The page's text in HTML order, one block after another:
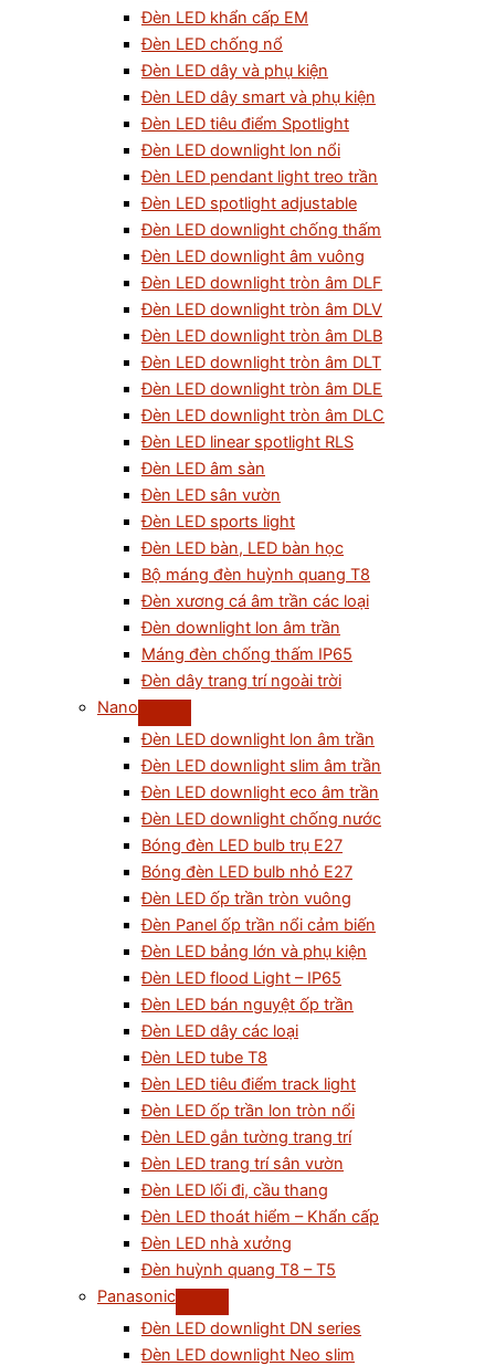
Đèn LED khẩn cấp EM
Đèn LED chống nổ
Đèn LED dây và phụ kiện
Đèn LED dây smart và phụ kiện
Đèn LED tiêu điểm Spotlight
Đèn LED downlight lon nổi
Đèn LED pendant light treo trần
Đèn LED spotlight adjustable
Đèn LED downlight chống thấm
Đèn LED downlight âm vuông
Đèn LED downlight tròn âm DLF
Đèn LED downlight tròn âm DLV
Đèn LED downlight tròn âm DLB
Đèn LED downlight tròn âm DLT
Đèn LED downlight tròn âm DLE
Đèn LED downlight tròn âm DLC
Đèn LED linear spotlight RLS
Đèn LED âm sàn
Đèn LED sân vườn
Đèn LED sports light
Đèn LED bàn, LED bàn học
Bộ máng đèn huỳnh quang T8
Đèn xương cá âm trần các loại
Đèn downlight lon âm trần
Máng đèn chống thấm IP65
Đèn dây trang trí ngoài trời
Nano
Đèn LED downlight lon âm trần
Đèn LED downlight slim âm trần
Đèn LED downlight eco âm trần
Đèn LED downlight chống nước
Bóng đèn LED bulb trụ E27
Bóng đèn LED bulb nhỏ E27
Đèn LED ốp trần tròn vuông
Đèn Panel ốp trần nổi cảm biến
Đèn LED bảng lớn và phụ kiện
Đèn LED flood Light – IP65
Đèn LED bán nguyệt ốp trần
Đèn LED dây các loại
Đèn LED tube T8
Đèn LED tiêu điểm track light
Đèn LED ốp trần lon tròn nổi
Đèn LED gắn tường trang trí
Đèn LED trang trí sân vườn
Đèn LED lối đi, cầu thang
Đèn LED thoát hiểm – Khẩn cấp
Đèn LED nhà xưởng
Đèn huỳnh quang T8 – T5
Panasonic
Đèn LED downlight DN series
Đèn LED downlight Neo slim